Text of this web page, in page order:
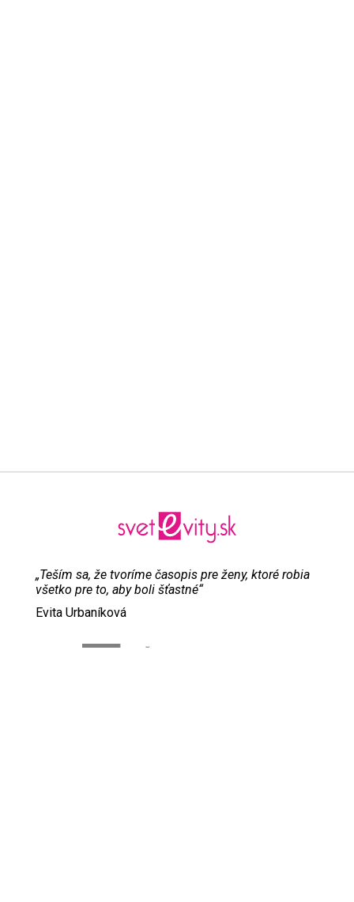
„Teším sa, že tvoríme časopis pre ženy, ktoré robia
všetko pre to, aby boli šťastné“
Evita Urbaníková